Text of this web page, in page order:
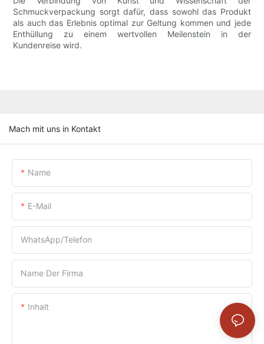
Schmuckverpackung sorgt dafür, dass sowohl das Produkt
als auch das Erlebnis optimal zur Geltung kommen und jede
Enthüllung zu einem wertvollen Meilenstein in der
Kundenreise wird.
Mach mit uns in Kontakt
Name
E-Mail
WhatsApp/Telefon
Name Der Firma
Inhalt